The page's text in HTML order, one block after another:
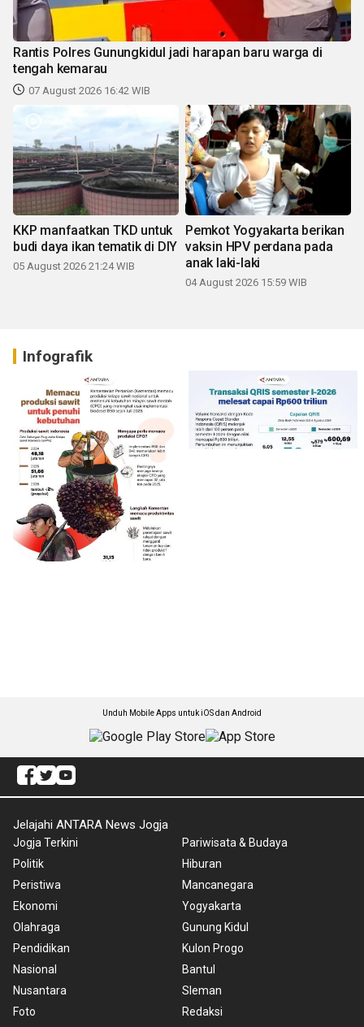
Rantis Polres Gunungkidul jadi harapan baru warga di
tengah kemarau
07 August 2026 16:42 WIB
KKP manfaatkan TKD untuk
budi daya ikan tematik di DIY
05 August 2026 21:24 WIB
Pemkot Yogyakarta berikan
vaksin HPV perdana pada
anak laki-laki
04 August 2026 15:59 WIB
Infografik
Unduh Mobile Apps untuk iOS dan Android
Jelajahi ANTARA News Jogja
Jogja Terkini
Politik
Peristiwa
Ekonomi
Olahraga
Pendidikan
Nasional
Nusantara
Foto
Pariwisata & Budaya
Hiburan
Mancanegara
Yogyakarta
Gunung Kidul
Kulon Progo
Bantul
Sleman
Redaksi